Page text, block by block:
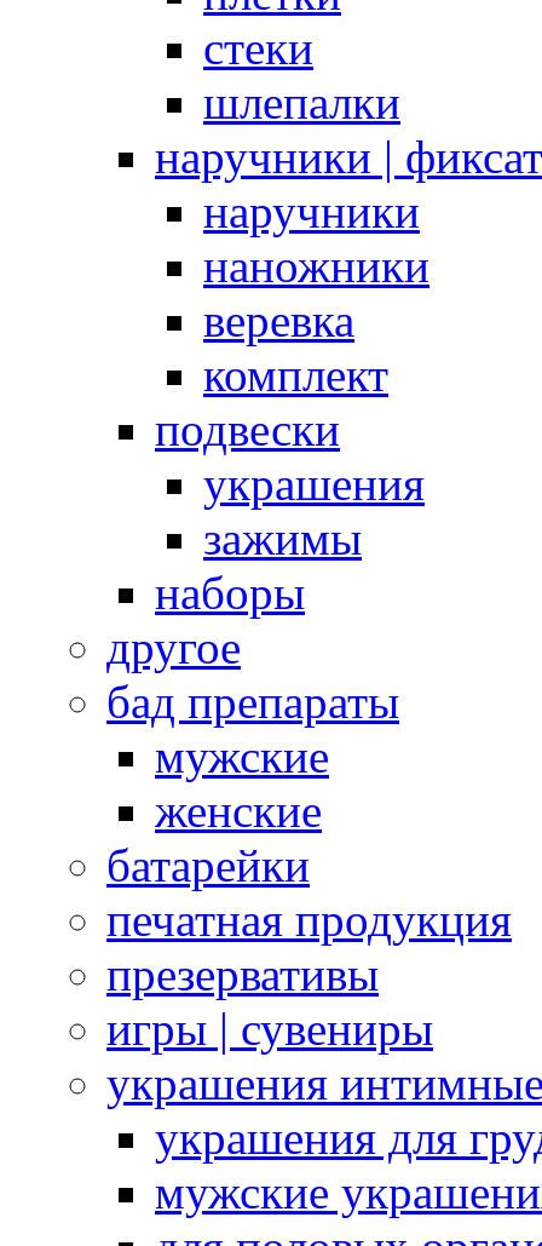
стеки
шлепалки
наручники |
наручники
наножники
веревка
комплект
подвески
украшения
зажимы
наборы
другое
бад препараты
мужские
женские
батарейки
печатная продукция
презервативы
игры | сувениры
украшения
украшения для
мужские